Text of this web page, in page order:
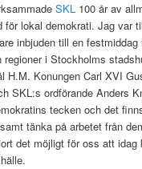
SKL 100 år av
för lokal demokrati. Jag var
inbjuden till en festmiddag
regioner i Stockholms
H.M. Konungen Carl XVI
SKL:s ordförande Anders
tecken och det
tänka på arbetet från
det möjligt för oss att idag